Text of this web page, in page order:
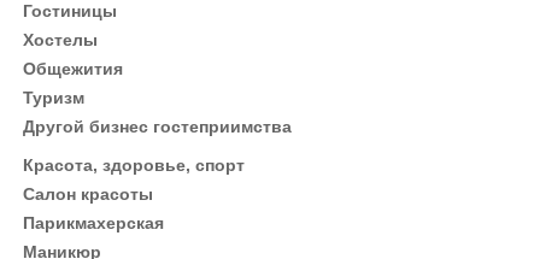
Гостиницы
Хостелы
Общежития
Туризм
Другой бизнес гостеприимства
Красота, здоровье, спорт
Салон красоты
Парикмахерская
Маникюр